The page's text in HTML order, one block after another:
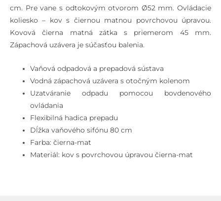
cm. Pre vane s odtokovým otvorom Ø52 mm. Ovládacie
koliesko – kov s čiernou matnou povrchovou úpravou.
Kovová čierna matná zátka s priemerom 45 mm.
Zápachová uzávera je súčasťou balenia.
Vaňová odpadová a prepadová sústava
Vodná zápachová uzávera s otočným kolenom
Uzatváranie odpadu pomocou bovdenového
ovládania
Flexibilná hadica prepadu
Dĺžka vaňového sifónu 80 cm
Farba: čierna-mat
Materiál: kov s povrchovou úpravou čierna-mat